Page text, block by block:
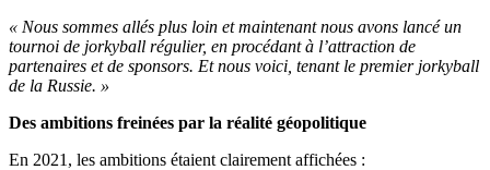
« Nous sommes allés plus loin et maintenant nous avons lancé un
tournoi de jorkyball régulier, en procédant à l’attraction de
partenaires et de sponsors. Et nous voici, tenant le premier jorkyball
de la Russie. »
Des ambitions freinées par la réalité géopolitique
En 2021, les ambitions étaient clairement affichées :